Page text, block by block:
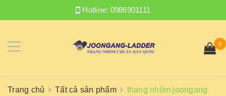
Hotline: 0986901111
0
Trang chủ Tất cả sản phẩm
thang nhôm joongang